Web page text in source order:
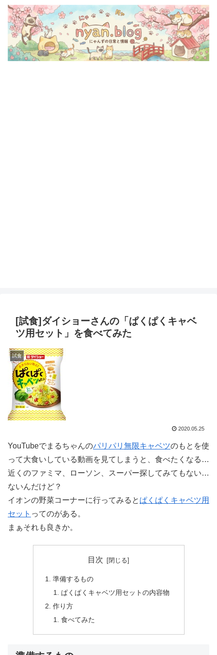
[試食]ダイショーさんの「ぱくぱくキャベ
ツ用セット」を食べてみた
試食
2020.05.25
YouTubeでまるちゃんのパリパリ無限キャベツのもとを使
って大食いしている動画を見てしまうと、食べたくなる…
近くのファミマ、ローソン、スーパー探してみてもない…
ないんだけど？
イオンの野菜コーナーに行ってみると ぱくぱくキャベツ用
セット ってのがある。
まぁそれも良きか。
目次
準備するもの
ぱくぱくキャベツ用セットの内容物
作り方
食べてみた